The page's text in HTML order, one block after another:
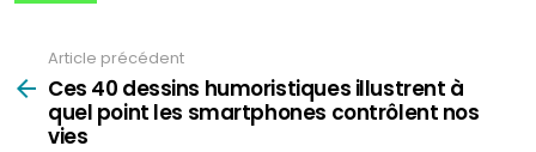
plus
Article précédent
Ces 40 dessins humoristiques illustrent à
quel point les smartphones contrôlent nos
vies